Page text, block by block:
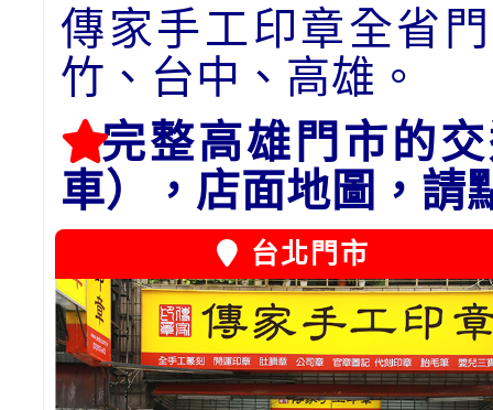
傳家手工印章全省
竹、台中、高雄。
完整高雄門市的
車），店面地圖，請
台北門市